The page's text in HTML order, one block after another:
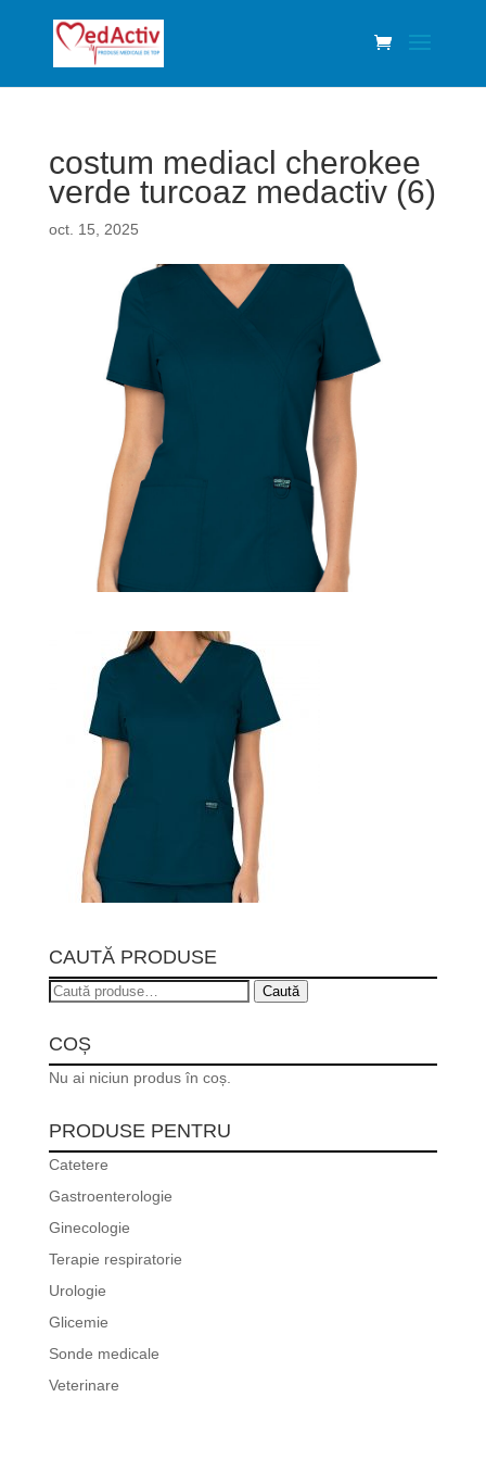
costum mediacl cherokee
verde turcoaz medactiv (6)
oct. 15, 2025
CAUTĂ PRODUSE
Caută
Caută
COȘ
Nu ai niciun produs în coș.
PRODUSE PENTRU
Catetere
Gastroenterologie
Ginecologie
Terapie respiratorie
Urologie
Glicemie
Sonde medicale
Veterinare